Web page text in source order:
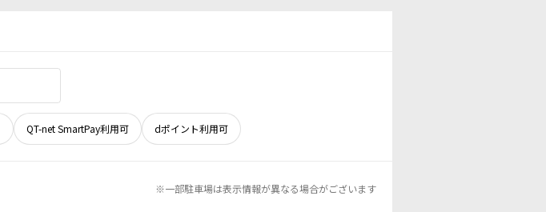
QT-net SmartPay利用可 dポイント利用可
※一部駐車場は表示情報が異なる場合がございます